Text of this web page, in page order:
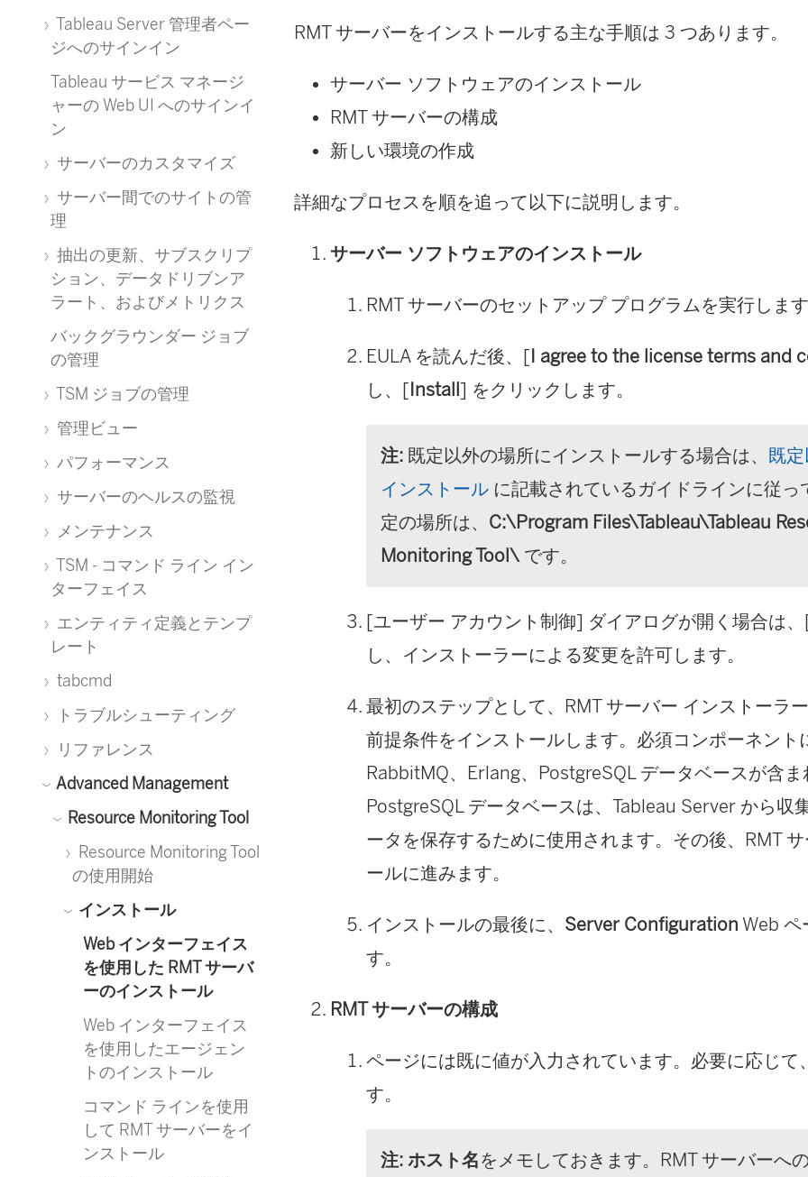
Tableau Server 管理者ペー
ジへのサインイン
Tableau サービス マネージ
ャーの Web UI へのサインイ
ン
サーバーのカスタマイズ
サーバー間でのサイトの管
理
抽出の更新、サブスクリプ
ション、データドリブンア
ラート、およびメトリクス
バックグラウンダー ジョブ
の管理
TSM ジョブの管理
管理ビュー
パフォーマンス
サーバーのヘルスの監視
メンテナンス
TSM - コマンド ライン イン
ターフェイス
エンティティ定義とテンプ
レート
tabcmd
トラブルシューティング
リファレンス
Advanced Management
Resource Monitoring Tool
Resource Monitoring Tool
の使用開始
インストール
Web インターフェイス
を使用した RMT サーバ
ーのインストール
Web インターフェイス
を使用したエージェン
トのインストール
コマンド ラインを使用
して RMT サーバーをイ
ンストール
RMT サーバーをインストールする主な手順は 3 つあります。
サーバー ソフトウェアのインストール
RMT サーバーの構成
新しい環境の作成
詳細なプロセスを順を追って以下に説明します。
サーバー ソフトウェアのインストール
RMT サーバーのセットアップ プログラムを実行しま
EULA を読んだ後、[I agree to the license terms and
し、[Install] をクリックします。
注: 既定以外の場所にインストールする場合は、 既
インストール に記載されているガイドラインに従っ
定の場所は、 C:\Program Files\Tableau\Tableau
Monitoring Tool\ です。
[ユーザー アカウント制御] ダイアログが開く場合は
し、インストーラーによる変更を許可します。
最初のステップとして、RMT サーバー インストーラ
前提条件をインストールします。必須コンポーネント
RabbitMQ、Erlang、PostgreSQL データベースが含
PostgreSQL データベースは、Tableau Server から収
ータを保存するために使用されます。その後、RMT
ールに進みます。
インストールの最後に、 Server Configuration Web ペ
す。
RMT サーバーの構成
ページには既に値が入力されています。必要に応じて
す。
注: ホスト名をメモしておきます。RMT サーバーへ